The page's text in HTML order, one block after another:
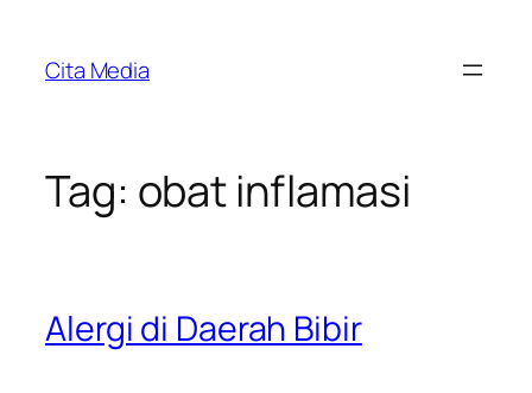
content
Cita Media
Tag: obat inflamasi
Alergi di Daerah Bibir